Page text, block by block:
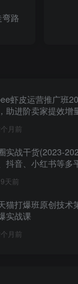
路
虾皮运营推广班
助进阶卖家提效增
月前
实战干货(2023-
抖音、小红书等多
效率、稳盈利(更新
天前
猫打爆班原创技术
实战课
月前